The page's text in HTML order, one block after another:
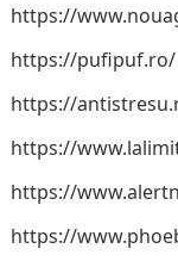
https://
https://pufipuf.ro/
https://
https://
https://
https://